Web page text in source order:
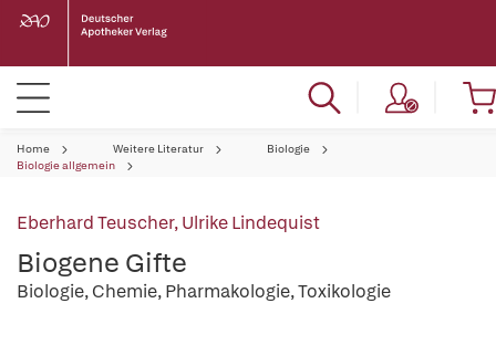
Home Weitere Literatur
Biologie
Biologie allgemein
Eberhard Teuscher,Ulrike Lindequist
Biogene Gifte
Biologie, Chemie, Pharmakologie, Toxikologie